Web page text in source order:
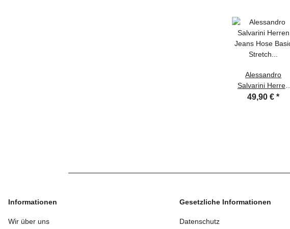
Alessandro
Salvarini Herren
Jeans Hose Basic
49,90 €*
Informationen
Wir über uns
Gesetzliche Informationen
Datenschutz